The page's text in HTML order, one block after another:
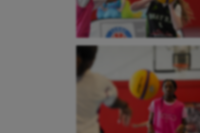
Cerf Volant
Cheerleading
Course à pied
Crossfit
Cyclisme